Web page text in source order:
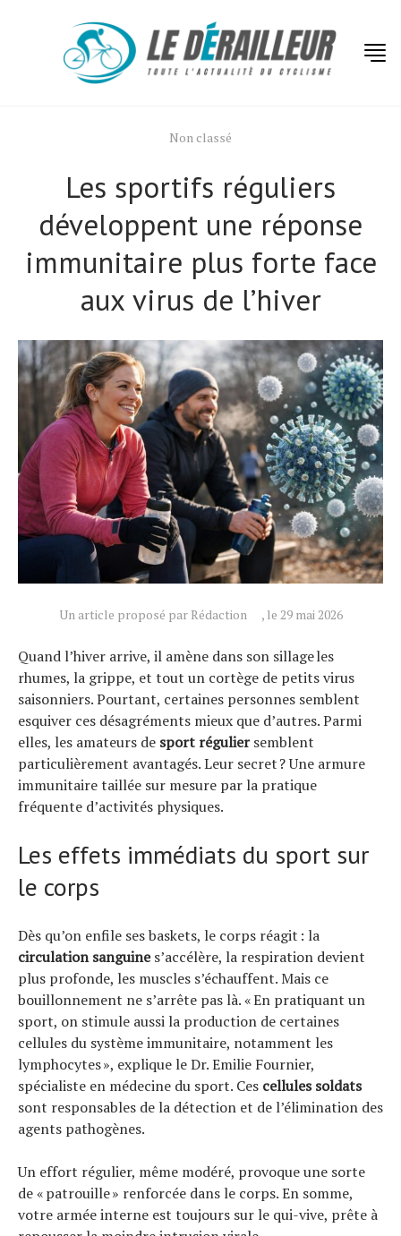
Non classé
Les sportifs réguliers
développent une réponse
immunitaire plus forte face
aux virus de lʼhiver
Un article proposé par Rédaction , le 29 mai 2026
Quand l’hiver arrive, il amène dans son sillage les
rhumes, la grippe, et tout un cortège de petits virus
saisonniers. Pourtant, certaines personnes semblent
esquiver ces désagréments mieux que d’autres. Parmi
elles, les amateurs de sport réguliersemblent
particulièrement avantagés. Leur secret ? Une armure
immunitaire taillée sur mesure par la pratique
fréquente d’activités physiques.
Les effets immédiats du sport sur
le corps
Dès qu’on enfile ses baskets, le corps réagit : la
circulation sanguines’accélère, la respiration devient
plus profonde, les muscles s’échauffent. Mais ce
bouillonnement ne s’arrête pas là. « En pratiquant un
sport, on stimule aussi la production de certaines
cellules du système immunitaire, notamment les
lymphocytes », explique le Dr. Emilie Fournier,
spécialiste en médecine du sport. Ces cellules soldats
sont responsables de la détection et de l’élimination des
agents pathogènes.
Un effort régulier, même modéré, provoque une sorte
de « patrouille » renforcée dans le corps. En somme,
votre armée interne est toujours sur le qui-vive, prête à
Actualités
Technologies
Conseils
Tendances
Tous nos articles
À propos